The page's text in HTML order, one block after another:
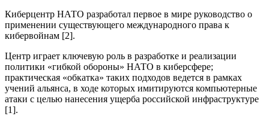
Киберцентр НАТО разработал первое в мире руководство о
применении существующего международного права к
кибервойнам [2].
Центр играет ключевую роль в разработке и реализации
политики «гибкой обороны» НАТО в киберсфере;
практическая «обкатка» таких подходов ведется в рамках
учений альянса, в ходе которых имитируются компьютерные
атаки с целью нанесения ущерба российской инфраструктуре
[1].